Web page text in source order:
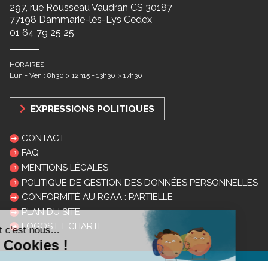
297, rue Rousseau Vaudran CS 30187
77198 Dammarie-lès-Lys Cedex
01 64 79 25 25
HORAIRES
Lun - Ven : 8h30 > 12h15 - 13h30 > 17h30
EXPRESSIONS POLITIQUES
CONTACT
FAQ
MENTIONS LÉGALES
POLITIQUE DE GESTION DES DONNÉES PERSONNELLES
CONFORMITÉ AU RGAA : PARTIELLE
PLAN DU SITE
LOGOS ET CHARTE